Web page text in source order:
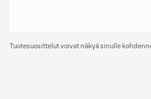
Tuotesuosittelut voivat näkyä sinulle